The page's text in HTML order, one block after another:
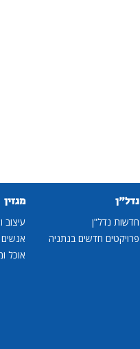
נדל"ן
חדשות נדל"ן
פרויקטים חדשים בנתניה
מגזין
עיצוב
אנשים
אוכל